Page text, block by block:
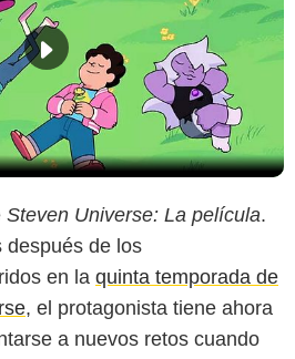
Steven Universe: La película.
después de los
en la quinta temporada de
, el protagonista tiene ahora
a nuevos retos cuando